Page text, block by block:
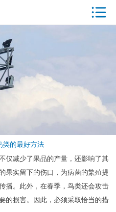
类的最好方法
仅减少了果品的产量，还影响了其
果实留下的伤口，为病菌的繁殖提
播。此外，在春季，鸟类还会攻击
的损害。因此，必须采取恰当的措